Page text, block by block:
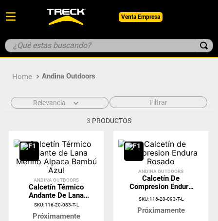
Venta Empresa
¿Qué estas buscando?
Andina Outdoors
Relevancia Filtrar
3 PRODUCTOS
ANDINA OUTDOORS
Calcetín Térmico
Andante De Lana
Merino Alpaca
Bambú Azul
SKU:116-20-083-T-L
Próximamente
ANDINA OUTDOORS
Calcetín De
Compresion Endura
SKU:116-20-093-T-L
Próximamente
1
casco